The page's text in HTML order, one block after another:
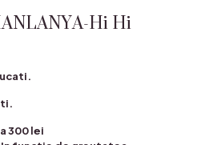
Hi Hi
300 lei